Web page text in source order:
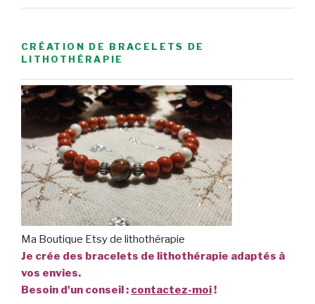
CRÉATION DE BRACELETS DE
LITHOTHÉRAPIE
Ma Boutique Etsy de lithothérapie
Je crée des bracelets de lithothérapie adaptés à
vos envies.
Besoin d'un conseil : contactez-moi!